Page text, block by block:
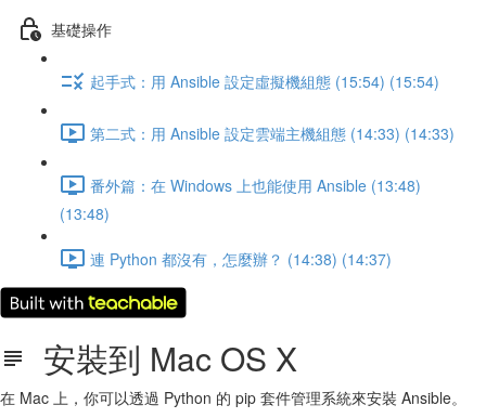
基礎操作
起手式：用 Ansible 設定虛擬機組態 (15:54) (15:54)
第二式：用 Ansible 設定雲端主機組態 (14:33) (14:33)
番外篇：在 Windows 上也能使用 Ansible (13:48)
(13:48)
連 Python 都沒有，怎麼辦？ (14:38) (14:37)
安裝到 Mac OS X
在 Mac 上，你可以透過 Python 的 pip 套件管理系統來安裝 Ansible。